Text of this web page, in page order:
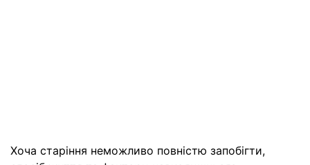
Хоча старіння неможливо повністю запобігти,